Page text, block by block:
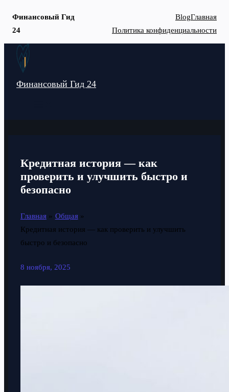
Финансовый Гид
24
BlogГлавная
Политика конфиденциальности
Перейти
Финансовый Гид 24
Кредитная история — как
проверить и улучшить быстро и
безопасно
Главная
Общая
Кредитная история — как проверить и улучшить
быстро и безопасно
8 ноября, 2025